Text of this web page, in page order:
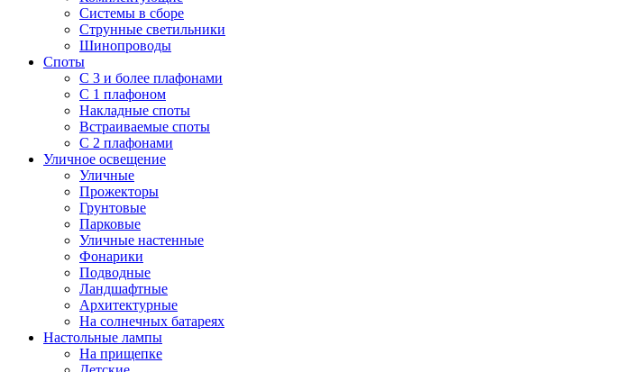
Системы в сборе
Струнные светильники
Шинопроводы
Споты
С 3 и более плафонами
С 1 плафоном
Накладные споты
Встраиваемые споты
С 2 плафонами
Уличное освещение
Уличные
Прожекторы
Грунтовые
Парковые
Уличные настенные
Фонарики
Подводные
Ландшафтные
Архитектурные
На солнечных батареях
Настольные лампы
На прищепке